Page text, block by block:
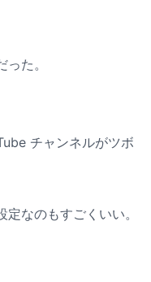
た。
チャンネルがツボ
なのもすごくいい。